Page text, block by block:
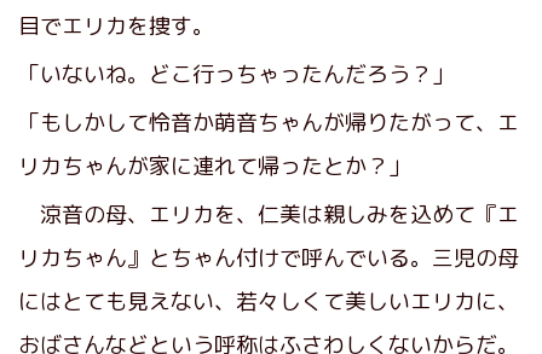
目でエリカを捜す。
「いないね。どこ行っちゃったんだろう？」
「もしかして怜音か萌音ちゃんが帰りたがって、エ
リカちゃんが家に連れて帰ったとか？」
涼音の母、エリカを、仁美は親しみを込めて『エ
リカちゃん』とちゃん付けで呼んでいる。三児の母
にはとても見えない、若々しくて美しいエリカに、
おばさんなどという呼称はふさわしくないからだ。